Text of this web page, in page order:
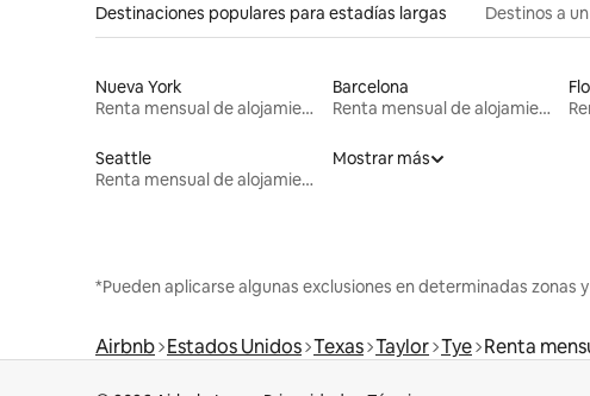
Destinaciones populares para estadías largas Destinos a
Nueva York
Renta mensual de alojamientos
Barcelona
Renta mensual de alojamientos
Seattle
Renta mensual de alojamientos
Mostrar más
*Pueden aplicarse algunas exclusiones en determinadas zonas
Airbnb Estados Unidos Texas Taylor Tye Renta